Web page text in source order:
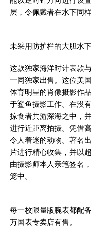
层，令佩戴者在水下同
未采用防护栏的大胆水
这款独家海洋时计表款
一同独家出售。这位美
体育明星的肖像摄影作
于鲨鱼摄影工作。在没
掠食者共游深海之中，
进行近距离拍摄。凭借
令人着迷的动物。著名
片进行精心收集，并以
由摄影师本人亲笔签名
笼中。
每一枚限量版腕表都配
万国表专卖店有售。